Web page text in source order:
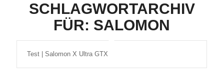
SCHLAGWORTARCHIV
FÜR: SALOMON
Test | Salomon X Ultra GTX